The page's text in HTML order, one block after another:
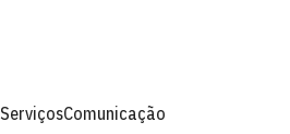
ServiçosComunicação